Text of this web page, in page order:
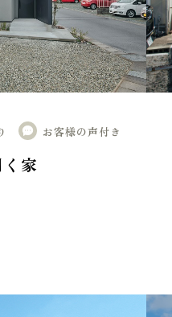
お客様の声付き
家